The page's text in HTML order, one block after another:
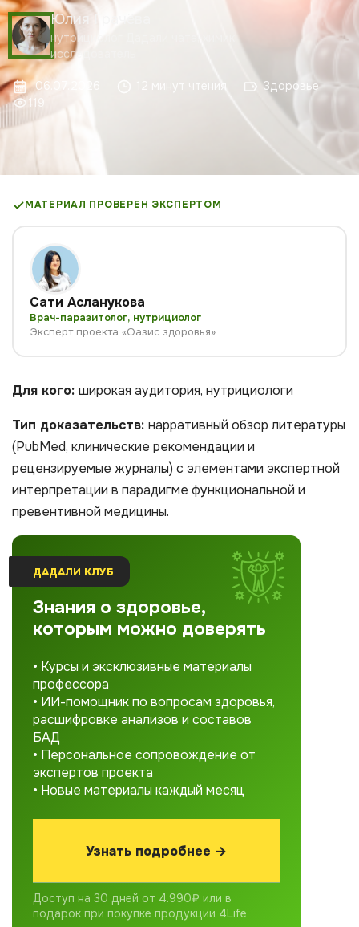
Юлия Грачёва
нутрициолог Дадали чата, химик,
исследователь
06.07.2026 12 минут чтения
Здоровье
119
МАТЕРИАЛ ПРОВЕРЕН ЭКСПЕРТОМ
Сати Асланукова
Врач-паразитолог, нутрициолог
Эксперт проекта «Оазис здоровья»
Для кого: широкая аудитория, нутрициологи
Тип доказательств: нарративный обзор литературы
(PubMed, клинические рекомендации и
рецензируемые журналы) с элементами экспертной
интерпретации в парадигме функциональной и
превентивной медицины.
ДАДАЛИ КЛУБ
Знания о здоровье,
которым можно доверять
• Курсы и эксклюзивные материалы
профессора
• ИИ-помощник по вопросам здоровья,
расшифровке анализов и составов
БАД
• Персональное сопровождение от
экспертов проекта
• Новые материалы каждый месяц
Узнать подробнее →
Доступ на 30 дней от 4.990₽ или в
подарок при покупке продукции 4Life